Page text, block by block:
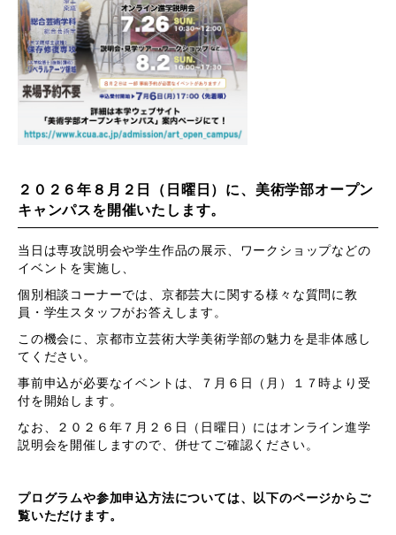
２０２６年８月２日（日曜日）に、美術学部オープン
キャンパスを開催いたします。
当日は専攻説明会や学生作品の展示、ワークショップなどの
イベントを実施し、
個別相談コーナーでは、京都芸大に関する様々な質問に教
員・学生スタッフがお答えします。
この機会に、京都市立芸術大学美術学部の魅力を是非体感し
てください。
事前申込が必要なイベントは、７月６日（月）１７時より受
付を開始します。
なお、２０２６年７月２６日（日曜日）にはオンライン進学
説明会を開催しますので、併せてご確認ください。
プログラムや参加申込方法については、以下のページからご
覧いただけます。